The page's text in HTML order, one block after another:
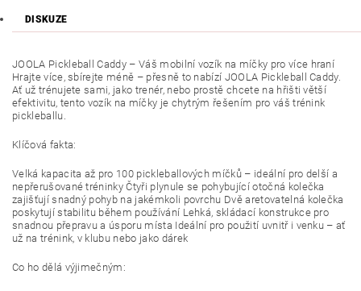
DISKUZE
JOOLA Pickleball Caddy – Váš mobilní vozík na míčky pro více hraní
Hrajte více, sbírejte méně – přesně to nabízí JOOLA Pickleball Caddy.
Ať už trénujete sami, jako trenér, nebo prostě chcete na hřišti větší
efektivitu, tento vozík na míčky je chytrým řešením pro váš trénink
pickleballu.
Klíčová fakta:
Velká kapacita až pro 100 pickleballových míčků – ideální pro delší a
nepřerušované tréninky Čtyři plynule se pohybující otočná kolečka
zajišťují snadný pohyb na jakémkoli povrchu Dvě aretovatelná kolečka
poskytují stabilitu během používání Lehká, skládací konstrukce pro
snadnou přepravu a úsporu místa Ideální pro použití uvnitř i venku – ať
už na trénink, v klubu nebo jako dárek
Co ho dělá výjimečným: